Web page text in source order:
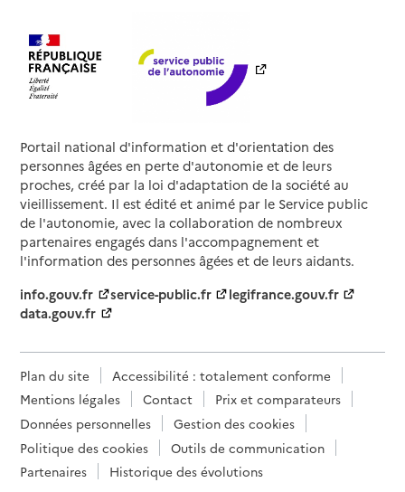
Portail national d'information et d'orientation des
personnes âgées en perte d'autonomie et de leurs
proches, créé par la loi d'adaptation de la société au
vieillissement. Il est édité et animé par le Service public
de l'autonomie, avec la collaboration de nombreux
partenaires engagés dans l'accompagnement et
l'information des personnes âgées et de leurs aidants.
info.gouv.fr
service-public.fr
legifrance.gouv.fr
data.gouv.fr
Plan du site
Accessibilité : totalement conforme
Mentions légales
Contact
Prix et comparateurs
Données personnelles
Gestion des cookies
Politique des cookies
Outils de communication
Partenaires
Historique des évolutions